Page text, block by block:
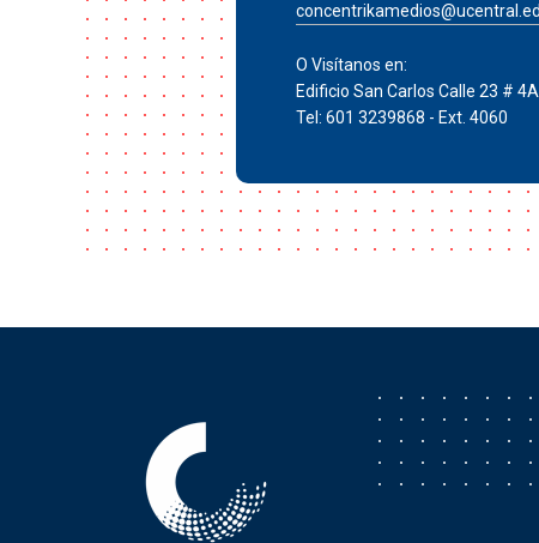
O Visítanos en:
Edificio San Carlos Calle 23 #
Tel: 601 3239868 - Ext. 4060